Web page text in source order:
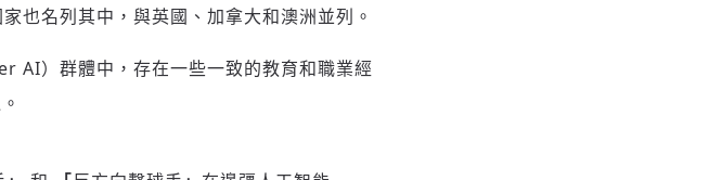
也名列其中，與英國、加拿大和澳洲並列。
AI）群體中，存在一些一致的教育和職業經